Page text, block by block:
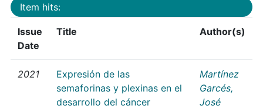
Item hits:
Issue
Date
Title Author(s)
2021
Expresión de las
semaforinas y plexinas en el
desarrollo del cáncer
Martínez
Garcés,
José